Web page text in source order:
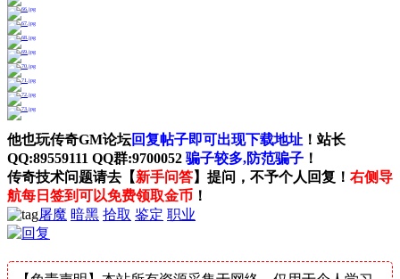
他也玩传奇GM论坛回复帖子即可出现下载地址 ！站长
QQ:89559111 QQ群:9700052 骗子较多,防范骗子 ！
传奇技术问题请去【新手问答】提问，不予个人回复！ 右侧导
航每日签到可以免费领取金币 ！
屠魔 暗黑 拾取 鉴定 职业